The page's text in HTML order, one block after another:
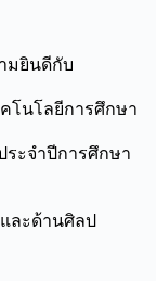
มยินดีกับ
โนโลยีการศึกษา
ระจำปีการศึกษา
ละด้านศิลป